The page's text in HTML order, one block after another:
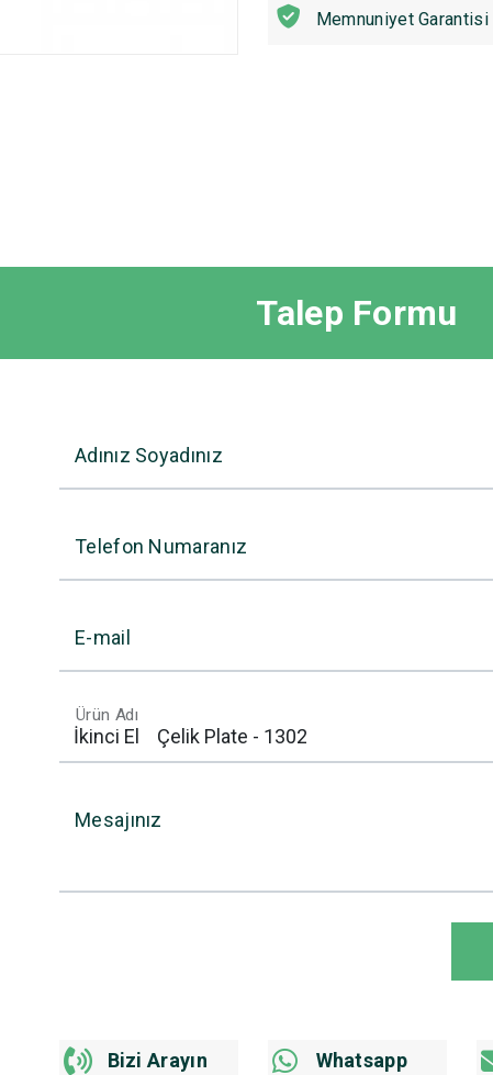
Memnuniyet Garantisi
Talep Formu
Adınız Soyadınız
Telefon Numaranız
E-mail
Ürün Adı
Mesajınız
Bizi Arayın Whatsapp